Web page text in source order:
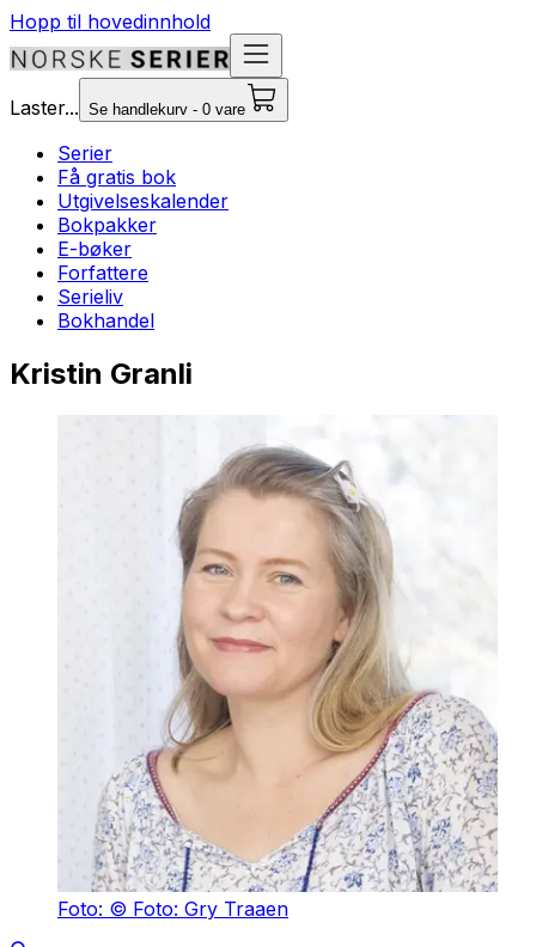
Hopp til hovedinnhold
Laster... Se handlekurv - 0 vare
Serier
Få gratis bok
Utgivelseskalender
Bokpakker
E-bøker
Forfattere
Serieliv
Bokhandel
Kristin Granli
Foto: © Foto: Gry Traaen